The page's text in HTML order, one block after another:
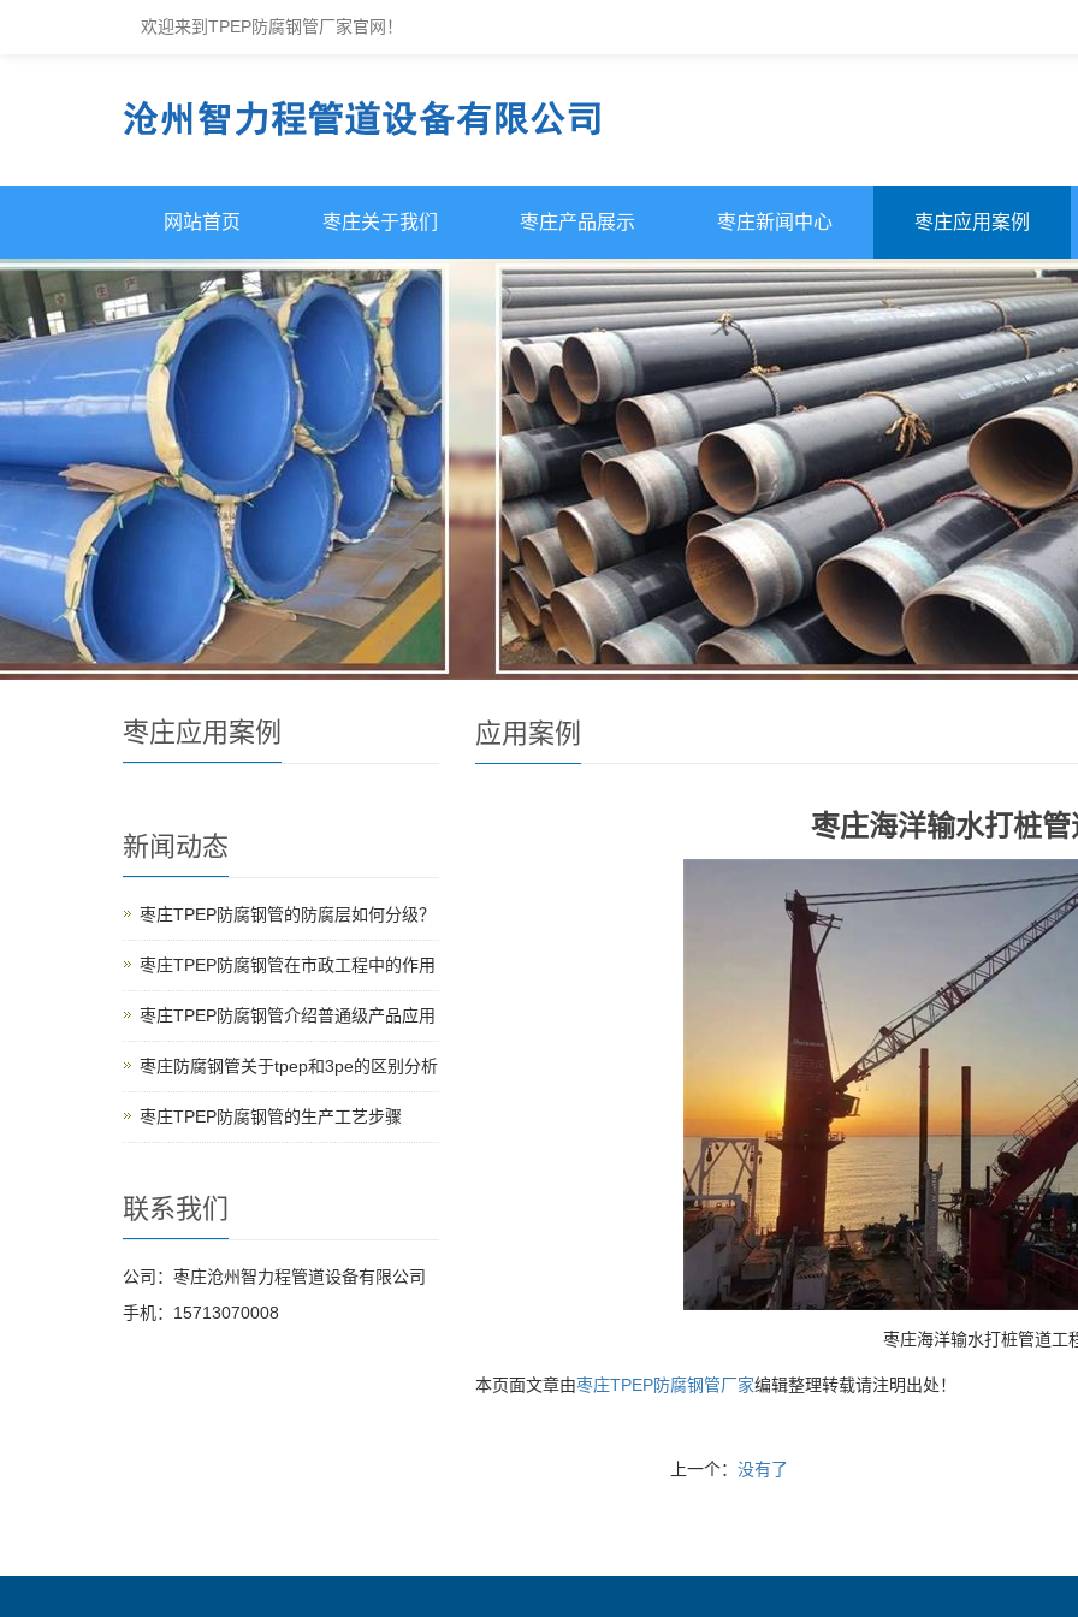
欢迎来到TPEP防腐钢管厂家官网！
网站首页 枣庄关于我们 枣庄产品展示 枣庄新闻中心 枣庄应用案例
应用案例
枣庄海洋输水打桩
枣庄海洋输水打桩管道工
本页面文章由枣庄TPEP防腐钢管厂家编辑整理转载请注明出处！
上一个：没有了
枣庄应用案例
新闻动态
枣庄TPEP防腐钢管的防腐层如何分级？
枣庄TPEP防腐钢管在市政工程中的作用
枣庄TPEP防腐钢管介绍普通级产品应用
枣庄防腐钢管关于tpep和3pe的区别分析
枣庄TPEP防腐钢管的生产工艺步骤
联系我们
公司：枣庄沧州智力程管道设备有限公司
手机：15713070008